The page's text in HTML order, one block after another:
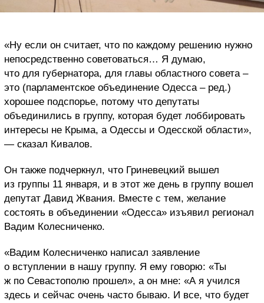
«Ну если он считает, что по каждому решению нужно
непосредственно советоваться… Я думаю,
что для губернатора, для главы областного совета –
это (парламентское объединение Одесса – ред.)
хорошее подспорье, потому что депутаты
объединились в группу, которая будет лоббировать
интересы не Крыма, а Одессы и Одесской области»,
— сказал Кивалов.
Он также подчеркнул, что Гриневецкий вышел
из группы 11 января, и в этот же день в группу вошел
депутат Давид Жвания. Вместе с тем, желание
состоять в объединении «Одесса» изъявил регионал
Вадим Колесниченко.
«Вадим Колесниченко написал заявление
о вступлении в нашу группу. Я ему говорю: «Ты
ж по Севастополю прошел», а он мне: «А я учился
здесь и сейчас очень часто бываю. И все, что будет